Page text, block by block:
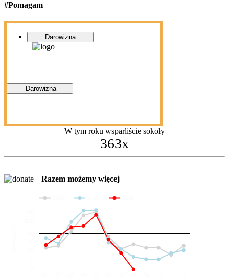
#Pomagam
Darowizna
Darowizna
W tym roku wsparliście sokoły
363x
Razem możemy więcej